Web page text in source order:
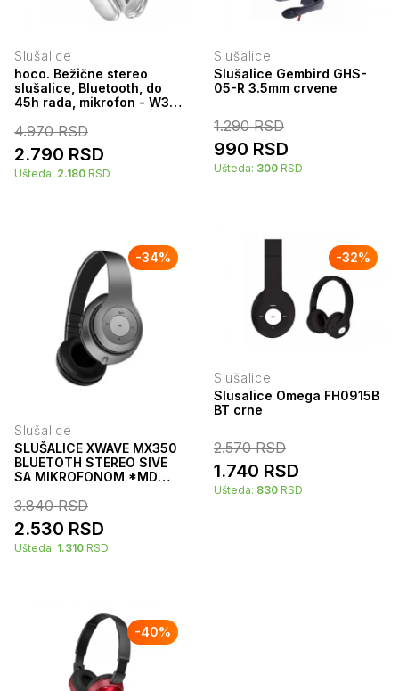
Slušalice
hoco. Bežične stereo
slušalice, Bluetooth, do
45h rada, mikrofon - W35
4.970RSD
2.790 RSD
Ušteda: 2.180 RSD
Slušalice
Slušalice Gembird GHS-
05-R 3.5mm crvene
1.290RSD
990 RSD
Ušteda: 300 RSD
-34%
Slušalice
SLUŠALICE XWAVE MX350
BLUETOTH STEREO SIVE
SA MIKROFONOM *MD
3.840RSD
2.530 RSD
Ušteda: 1.310 RSD
-32%
Slušalice
Slusalice Omega FH0915B
BT crne
2.570RSD
1.740 RSD
Ušteda: 830 RSD
-40%